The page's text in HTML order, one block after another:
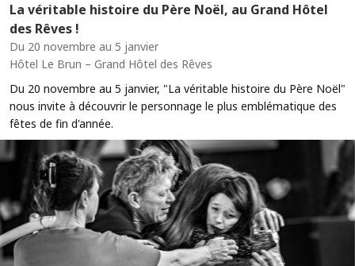
La véritable histoire du Père Noël, au Grand Hôtel
des Rêves !
Du 20 novembre au 5 janvier
Hôtel Le Brun – Grand Hôtel des Rêves
Du 20 novembre au 5 janvier, "La véritable histoire du Père Noël"
nous invite à découvrir le personnage le plus emblématique des
fêtes de fin d'année.